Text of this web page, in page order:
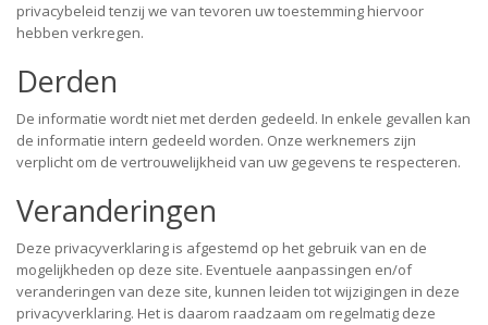
privacybeleid tenzij we van tevoren uw toestemming hiervoor
hebben verkregen.
Derden
De informatie wordt niet met derden gedeeld. In enkele gevallen kan
de informatie intern gedeeld worden. Onze werknemers zijn
verplicht om de vertrouwelijkheid van uw gegevens te respecteren.
Veranderingen
Deze privacyverklaring is afgestemd op het gebruik van en de
mogelijkheden op deze site. Eventuele aanpassingen en/of
veranderingen van deze site, kunnen leiden tot wijzigingen in deze
privacyverklaring. Het is daarom raadzaam om regelmatig deze